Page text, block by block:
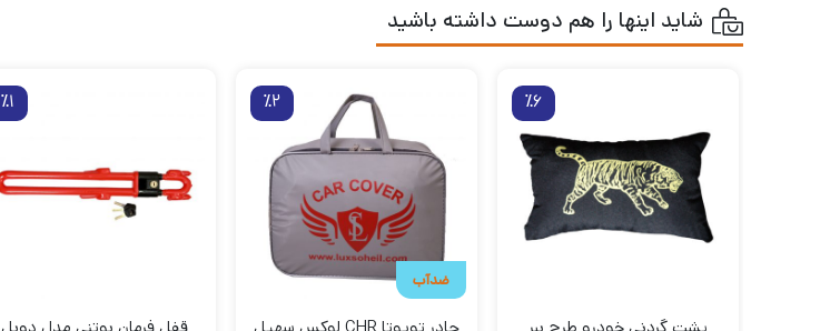
شاید اینها را هم دوست داشته باشید
٪6
ضدآب
٪2 ٪1